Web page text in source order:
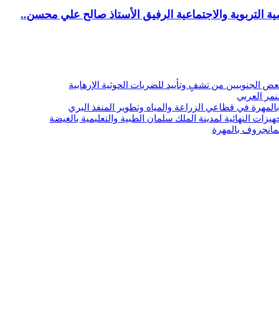
والاجتماعية الرفيق الأستاذ صالح علي محسن..
الجنوبيين من تشفٍ وتأييد للضربات الحوثية الإرهابية
العربي
في قطاعي الزراعة والمياه وتطوير المنفذ البري
النهائية لمدينة الملك سلمان الطبية والتعليمية بالغيضة
بالمهرة